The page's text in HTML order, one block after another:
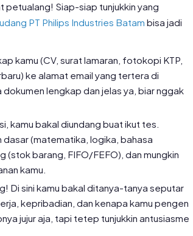
petualang! Siap-siap tunjukkin yang
PT Philips Industries Batam bisa jadi
kamu (CV, surat lamaran, fotokopi KTP,
ke alamat email yang tertera di
lengkap dan jelas ya, biar nggak
kamu bakal diundang buat ikut tes.
(matematika, logika, bahasa
barang, FIFO/FEFO), dan mungkin
kamu.
Di sini kamu bakal ditanya-tanya seputar
kepribadian, dan kenapa kamu pengen
jujur aja, tapi tetep tunjukkin antusiasme